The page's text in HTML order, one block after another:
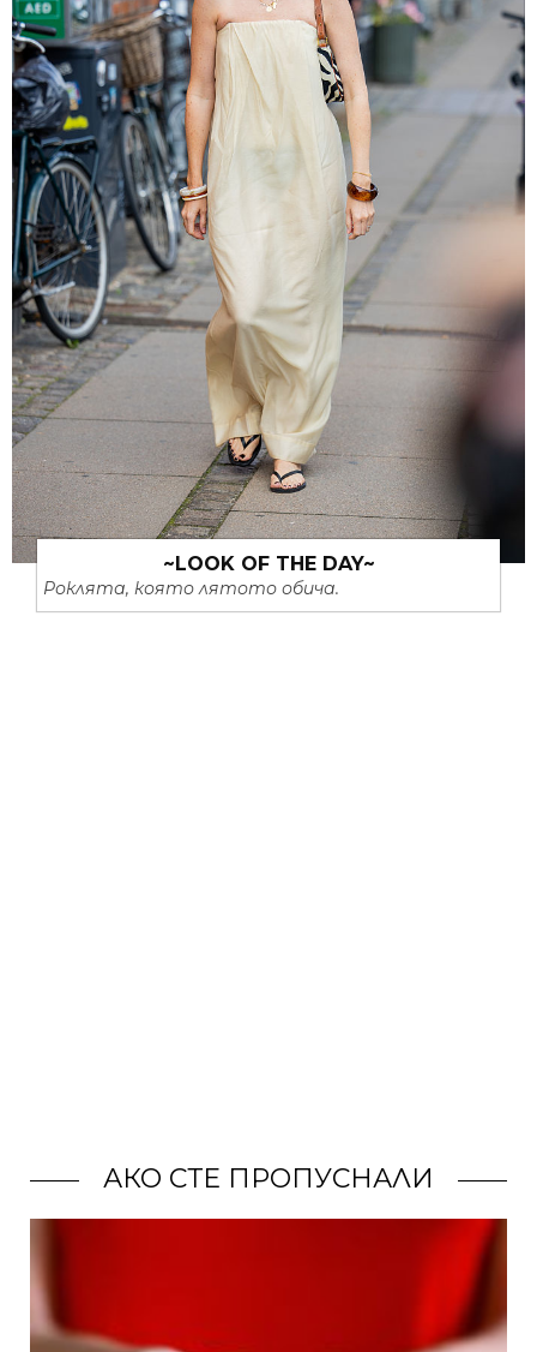
~LOOK OF THE DAY~
Роклята, която лятото обича.
АКО СТЕ ПРОПУСНАЛИ